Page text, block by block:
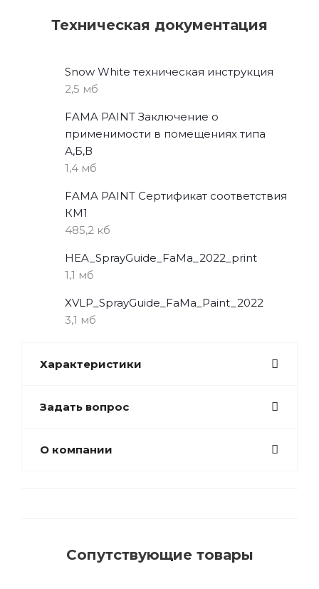
Техническая документация
Snow White техническая инструкция
2,5 мб
FAMA PAINT Заключение о
применимости в помещениях типа
А,Б,В
1,4 мб
FAMA PAINT Сертификат соответствия
КМ1
485,2 кб
HEA_SprayGuide_FaMa_2022_print
1,1 мб
XVLP_SprayGuide_FaMa_Paint_2022
3,1 мб
Характеристики
Задать вопрос
О компании
Сопутствующие товары